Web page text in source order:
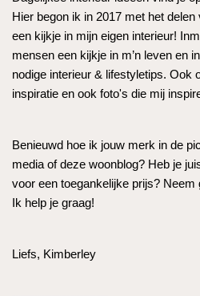
Hier begon ik in 2017 met het
een kijkje in mijn eigen interieur!
mensen een kijkje in m’n leven en
nodige interieur & lifestyletips. Ook
inspiratie en ook foto's die mij
Benieuwd hoe ik jouw merk in de
media of deze woonblog? Heb je
voor een toegankelijke prijs? Neem
Ik help je graag!
Liefs, Kimberley